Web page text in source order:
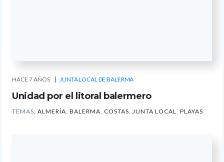
HACE 7 AÑOS JUNTA LOCAL DE BALERMA
Unidad por el litoral balermero
TEMAS: ALMERÍA, BALERMA, COSTAS, JUNTA LOCAL, PLAYAS